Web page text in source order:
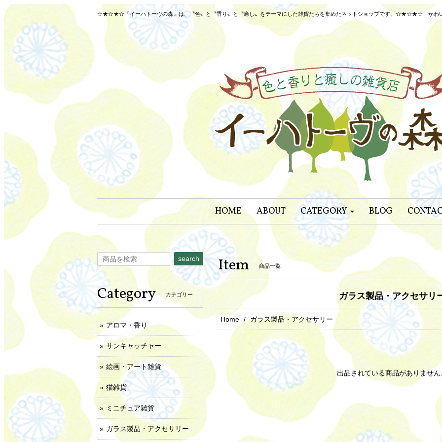
☆★☆★☆『イーハトーヴの森』は、〝色〟と〝香り〟と〝癒し〟をテーマにした雑貨たちを集めたネットショップです。☆★☆★☆ かわい
HOME ABOUT CATEGORY BLOG
Item 商品一覧
ガラス製品・アクセサリ
Home ガラス製品・アクセサリー
出品されている商品がありません
search
Category カテゴリー
アロマ・香り
サンキャッチャー
絵画・アート雑貨
猫雑貨
ミニチュア雑貨
ガラス製品・アクセサリー